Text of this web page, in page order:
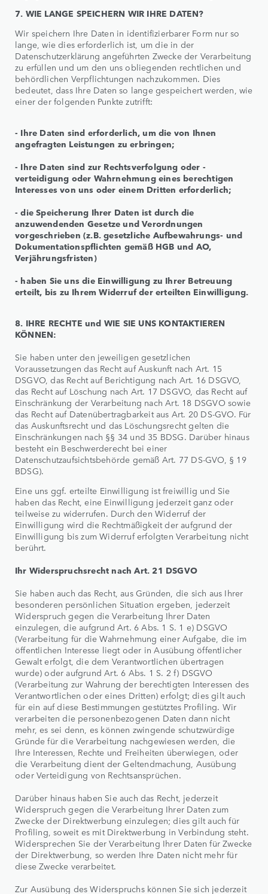
7. WIE LANGE SPEICHERN WIR IHRE DATEN?
Wir speichern Ihre Daten in identifizierbarer Form nur so
lange, wie dies erforderlich ist, um die in der
Datenschutzerklärung angeführten Zwecke der Verarbeitung
zu erfüllen und um den uns obliegenden rechtlichen und
behördlichen Verpflichtungen nachzukommen. Dies
bedeutet, dass Ihre Daten so lange gespeichert werden, wie
einer der folgenden Punkte zutrifft:
- Ihre Daten sind erforderlich, um die von Ihnen
angefragten Leistungen zu erbringen;
- Ihre Daten sind zur Rechtsverfolgung oder -
verteidigung oder Wahrnehmung eines berechtigen
Interesses von uns oder einem Dritten erforderlich;
- die Speicherung Ihrer Daten ist durch die
anzuwendenden Gesetze und Verordnungen
vorgeschrieben (z.B. gesetzliche Aufbewahrungs- und
Dokumentationspflichten gemäß HGB und AO,
Verjährungsfristen)
- haben Sie uns die Einwilligung zu Ihrer Betreuung
erteilt, bis zu Ihrem Widerruf der erteilten Einwilligung.
8. IHRE RECHTE und WIE SIE UNS KONTAKTIEREN
KÖNNEN:
Sie haben unter den jeweiligen gesetzlichen
Voraussetzungen das Recht auf Auskunft nach Art. 15
DSGVO, das Recht auf Berichtigung nach Art. 16 DSGVO,
das Recht auf Löschung nach Art. 17 DSGVO, das Recht auf
Einschränkung der Verarbeitung nach Art. 18 DSGVO sowie
das Recht auf Datenübertragbarkeit aus Art. 20 DS-GVO. Für
das Auskunftsrecht und das Löschungsrecht gelten die
Einschränkungen nach §§ 34 und 35 BDSG. Darüber hinaus
besteht ein Beschwerderecht bei einer
Datenschutzaufsichtsbehörde gemäß Art. 77 DS-GVO, § 19
BDSG).
Eine uns ggf. erteilte Einwilligung ist freiwillig und Sie
haben das Recht, eine Einwilligung jederzeit ganz oder
teilweise zu widerrufen. Durch den Widerruf der
Einwilligung wird die Rechtmäßigkeit der aufgrund der
Einwilligung bis zum Widerruf erfolgten Verarbeitung nicht
berührt.
Ihr Widerspruchsrecht nach Art. 21 DSGVO
Sie haben auch das Recht, aus Gründen, die sich aus Ihrer
besonderen persönlichen Situation ergeben, jederzeit
Widerspruch gegen die Verarbeitung Ihrer Daten
einzulegen, die aufgrund Art. 6 Abs. 1 S. 1 e) DSGVO
(Verarbeitung für die Wahrnehmung einer Aufgabe, die im
öffentlichen Interesse liegt oder in Ausübung öffentlicher
Gewalt erfolgt, die dem Verantwortlichen übertragen
wurde) oder aufgrund Art. 6 Abs. 1 S. 2 f) DSGVO
(Verarbeitung zur Wahrung der berechtigten Interessen des
Verantwortlichen oder eines Dritten) erfolgt; dies gilt auch
für ein auf diese Bestimmungen gestütztes Profiling. Wir
verarbeiten die personenbezogenen Daten dann nicht
mehr, es sei denn, es können zwingende schutzwürdige
Gründe für die Verarbeitung nachgewiesen werden, die
Ihre Interessen, Rechte und Freiheiten überwiegen, oder
die Verarbeitung dient der Geltendmachung, Ausübung
oder Verteidigung von Rechtsansprüchen.
Darüber hinaus haben Sie auch das Recht, jederzeit
Widerspruch gegen die Verarbeitung Ihrer Daten zum
Zwecke der Direktwerbung einzulegen; dies gilt auch für
Profiling, soweit es mit Direktwerbung in Verbindung steht.
Widersprechen Sie der Verarbeitung Ihrer Daten für Zwecke
der Direktwerbung, so werden Ihre Daten nicht mehr für
diese Zwecke verarbeitet.
Zur Ausübung des Widerspruchs können Sie sich jederzeit